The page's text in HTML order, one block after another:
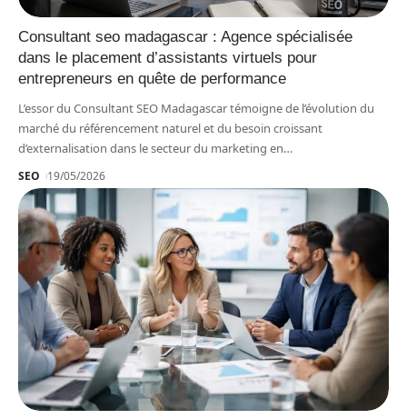
Consultant seo madagascar : Agence spécialisée
dans le placement d’assistants virtuels pour
entrepreneurs en quête de performance
L’essor du Consultant SEO Madagascar témoigne de l’évolution du
marché du référencement naturel et du besoin croissant
d’externalisation dans le secteur du marketing en…
SEO 19/05/2026